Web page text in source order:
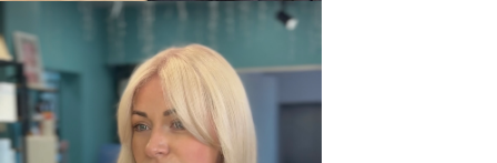
Незаконное копирование материалов сайта
преследуется по закону.
ООО «КОСМОСИТИ» ИНН 7707744960
ОГРН 1117746182344
Белая Линия 2015-2026 Все права защищены
Мед. лицензия № Л041−1 162−50/1 010 400